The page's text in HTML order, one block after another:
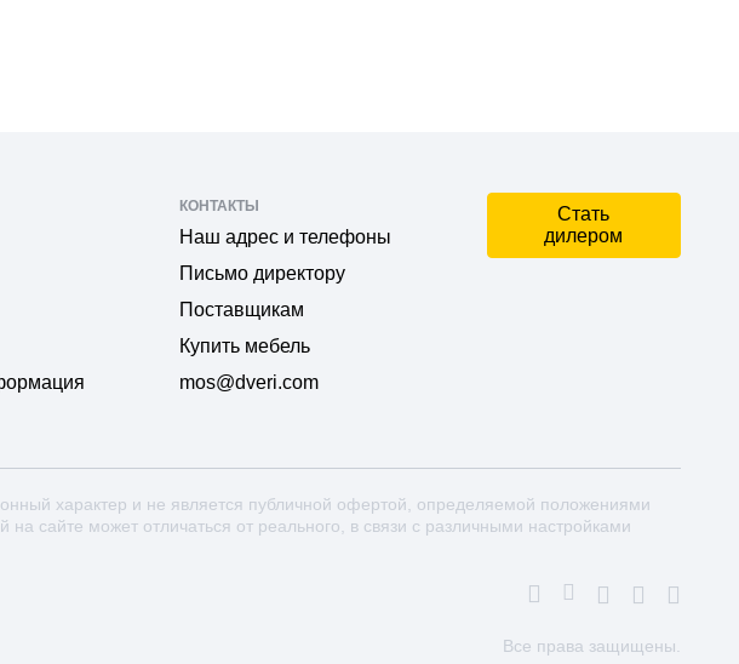
КОНТАКТЫ
Наш адрес и телефоны
Письмо директору
Поставщикам
Купить мебель
mos@dveri.com
Стать
дилером
характер и не является публичной офертой, определяемой положениями
сайте может отличаться от реального, в связи с различными настройками
Все права защищены.